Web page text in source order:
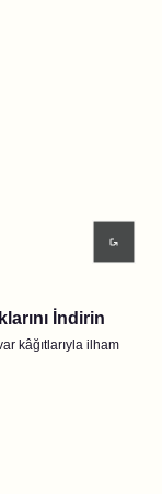
İndirin
kâğıtlarıyla ilham